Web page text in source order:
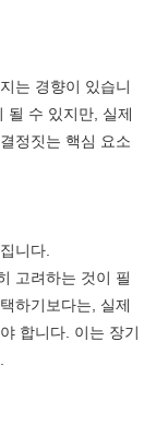
는 경향이 있습니
될 수 있지만, 실제
정짓는 핵심 요소
니다.
고려하는 것이 필
하기보다는, 실제
합니다. 이는 장기